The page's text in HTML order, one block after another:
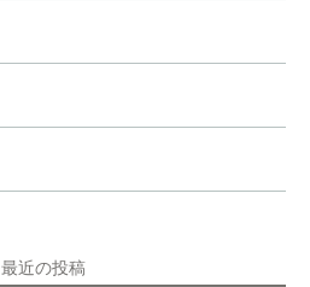
最近の投稿